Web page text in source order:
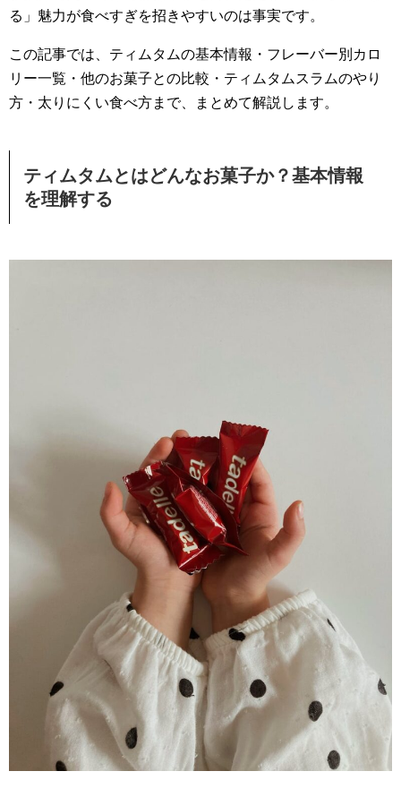
る」魅力が食べすぎを招きやすいのは事実です。
この記事では、ティムタムの基本情報・フレーバー別カロ
リー一覧・他のお菓子との比較・ティムタムスラムのやり
方・太りにくい食べ方まで、まとめて解説します。
ティムタムとはどんなお菓子か？基本情報
を理解する